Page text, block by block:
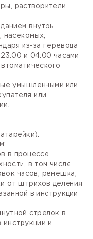
растворители
внутрь
насекомых;
из-за перевода
и 04:00 часами
умышленными или
или
в процессе
в том числе
часов, ремешка;
от штрихов деления
в инструкции
стрелок в
инструкции и